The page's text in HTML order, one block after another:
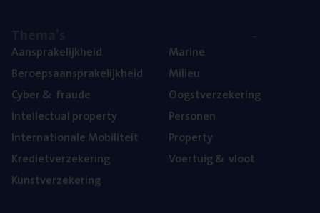
Aan­spra­ke­lijk­heid
Beroeps­aan­spra­ke­lijk­heid
Cyber& fraude
Intel­lec­tu­al property
Inter­na­ti­o­na­le Mobiliteit
Kre­diet­ver­ze­ke­ring
Kunst­ver­ze­ke­ring
Mari­ne
Mili­eu
Oogst­ver­ze­ke­ring
Per­so­nen
Pro­per­ty
Voer­tuig& vloot